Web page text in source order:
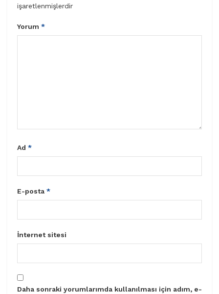
işaretlenmişlerdir
Yorum *
Ad *
E-posta *
İnternet sitesi
Daha sonraki yorumlarımda kullanılması için adım, e-